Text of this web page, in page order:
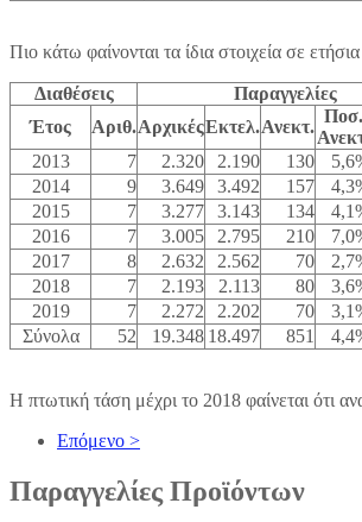
Πιο κάτω φαίνονται τα ίδια στοιχεία σε
Διαθέσεις Παραγγελίες
Έτος
Αριθ.ΑρχικέςΕκτελ.Ανεκτ.
Ποσ.
2013
7 2.320 2.190 130
2014
9 3.649 3.492 157
2015
7 3.277 3.143 134
2016
7 3.005 2.795 210
2017
8 2.632 2.562 70
2018
7 2.193 2.113 80
2019
7 2.272 2.202 70
Σύνολα
52 19.348 18.497 851
Η πτωτική τάση μέχρι το 2018 φαίνεται ότι
Επόμενο >
Παραγγελίες Προϊόντων